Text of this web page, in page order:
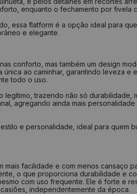
enquanto o fechamento por fivela
essa flatform é a opção ideal para
e elegante.
conforto, mas também um design
ao caminhar, garantindo leveza
todo o uso.
trazendo não só
agregando ainda mais
e personalidade, ideal para
facilidade e com menos cansaço
o que proporciona durabilidade e
com uso frequente. Ele é forte e
independentemente da época.